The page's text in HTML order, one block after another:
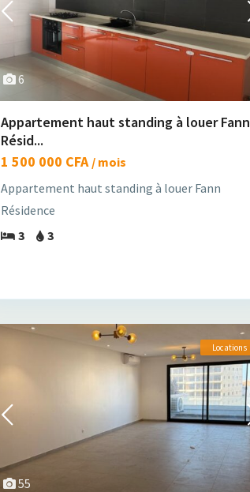
6
Appartement haut standing à louer Fann
Résid...
1 500 000 CFA / mois
Appartement haut standing à louer Fann
Résidence
3
3
55
Locations